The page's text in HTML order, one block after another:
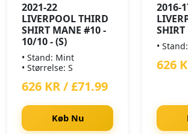
2021-22
LIVERPOOL THIRD
SHIRT MANE #10 -
10/10 - (S)
• Stand: Mint
• Størrelse: S
626 KR / £71.99
Køb Nu
2016-
•
626